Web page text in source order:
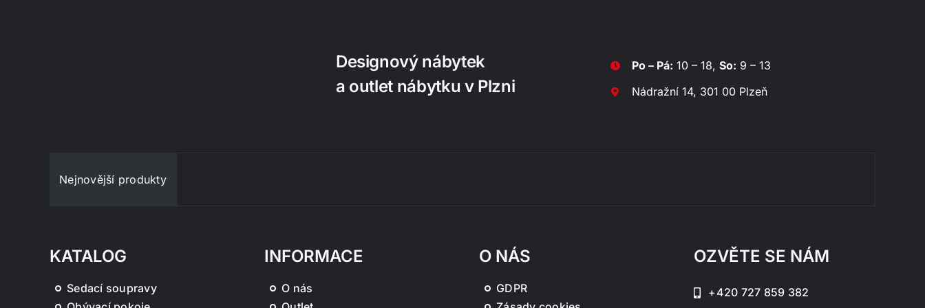
Designový nábytek
a outlet nábytku v Plzni
Po – Pá: 10 – 18,So: 9 – 13
Nádražní 14, 301 00 Plzeň
Nejnovější produkty
KATALOG
Sedací soupravy
INFORMACE
O nás
O NÁS
GDPR
OZVĚTE SE NÁM
+420 727 859 382